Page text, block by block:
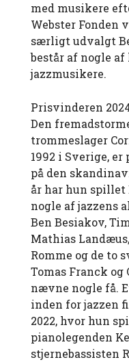
med musikere
Webster Fonden
særligt udvalgt
består af nogle
jazzmusikere.
Prisvinderen
Den
trommeslager
1992 i Sverige,
på den
år har hun spillet
nogle af jazzens
Ben Besiakov,
Mathias Landæus,
Romme og de to
Tomas Franck
nævne nogle få.
inden for jazzen
2022, hvor hun
pianolegenden
stjernebassisten